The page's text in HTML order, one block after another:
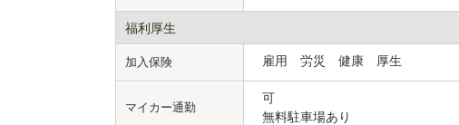
福利厚生
加入保険 雇用 労災 健康 厚生
マイカー通勤
可
無料駐車場あり